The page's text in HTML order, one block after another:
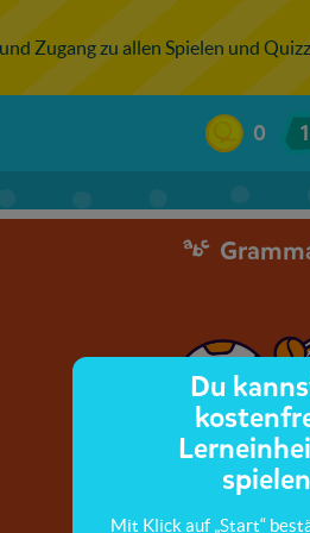
Zugang zu allen Spielen und
0 1
Du
spielen
Mit Klick auf „Start“